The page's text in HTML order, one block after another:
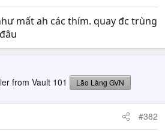
mất ah các thím. quay đc trùng
from Vault 101 Lão Làng GVN
#382